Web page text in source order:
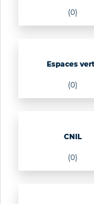
(0)
Espaces
(0)
CNIL
(0)